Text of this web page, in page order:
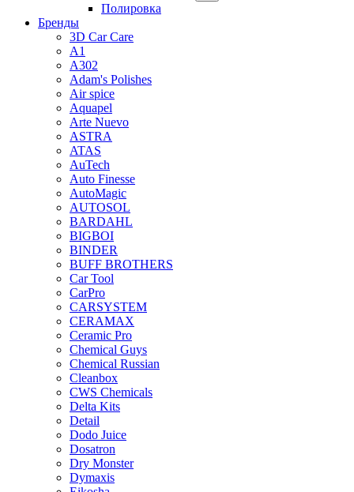
Полировка
Бренды
3D Car Care
A1
A302
Adam's Polishes
Air spice
Aquapel
Arte Nuevo
ASTRA
ATAS
AuTech
Auto Finesse
AutoMagic
AUTOSOL
BARDAHL
BIGBOI
BINDER
BUFF BROTHERS
Car Tool
CarPro
CARSYSTEM
CERAMAX
Ceramic Pro
Chemical Guys
Chemical Russian
Cleanbox
CWS Chemicals
Delta Kits
Detail
Dodo Juice
Dosatron
Dry Monster
Dymaxis